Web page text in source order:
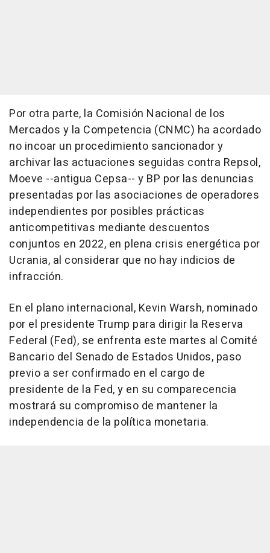
Por otra parte, la Comisión Nacional de los
Mercados y la Competencia (CNMC) ha acordado
no incoar un procedimiento sancionador y
archivar las actuaciones seguidas contra Repsol,
Moeve --antigua Cepsa-- y BP por las denuncias
presentadas por las asociaciones de operadores
independientes por posibles prácticas
anticompetitivas mediante descuentos
conjuntos en 2022, en plena crisis energética por
Ucrania, al considerar que no hay indicios de
infracción.
En el plano internacional, Kevin Warsh, nominado
por el presidente Trump para dirigir la Reserva
Federal (Fed), se enfrenta este martes al Comité
Bancario del Senado de Estados Unidos, paso
previo a ser confirmado en el cargo de
presidente de la Fed, y en su comparecencia
mostrará su compromiso de mantener la
independencia de la política monetaria.